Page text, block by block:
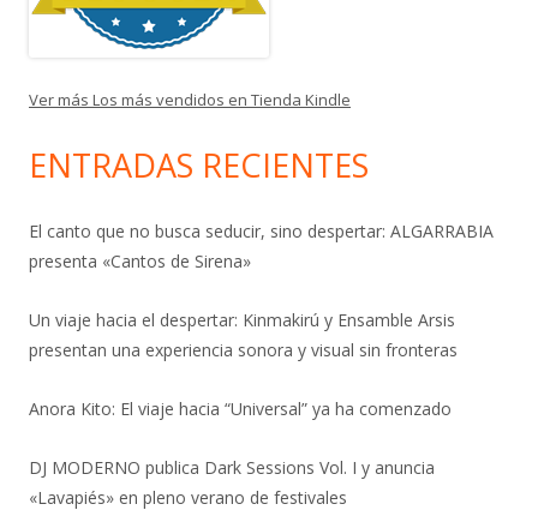
Ver más Los más vendidos en Tienda Kindle
ENTRADAS RECIENTES
El canto que no busca seducir, sino despertar: ALGARRABIA
presenta «Cantos de Sirena»
Un viaje hacia el despertar: Kinmakirú y Ensamble Arsis
presentan una experiencia sonora y visual sin fronteras
Anora Kito: El viaje hacia “Universal” ya ha comenzado
DJ MODERNO publica Dark Sessions Vol. I y anuncia
«Lavapiés» en pleno verano de festivales